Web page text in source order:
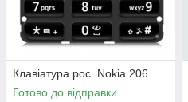
Клавіатура рос. Nokia 206
Готово до відправки